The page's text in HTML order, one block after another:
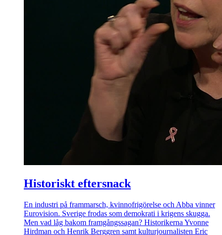
Historiskt eftersnack
En industri på frammarsch, kvinnofrigörelse och Abba vinner
Eurovision. Sverige frodas som demokrati i krigens skugga.
Men vad låg bakom framgångssagan? Historikerna Yvonne
Hirdman och Henrik Berggren samt kulturjournalisten Eric